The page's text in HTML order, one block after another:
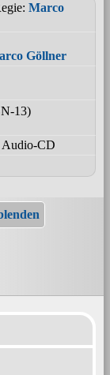
Marco
Göllner
13)
Audio-CD